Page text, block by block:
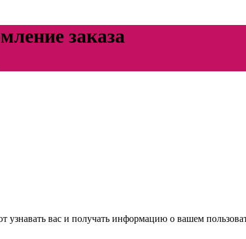
заказа
узнавать вас и получать информацию о вашем